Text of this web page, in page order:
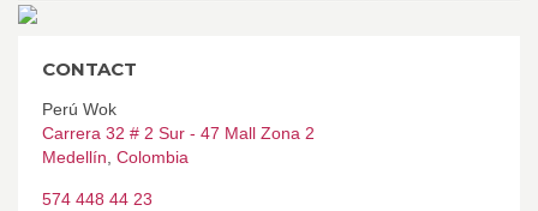
CONTACT
Perú Wok
Carrera 32 # 2 Sur - 47 Mall Zona 2
Medellín, Colombia
574 448 44 23